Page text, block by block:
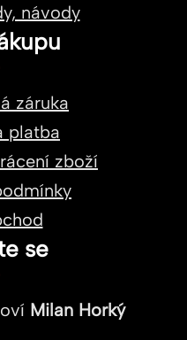
návody
záruka
platba
zboží
se
Milan Horký